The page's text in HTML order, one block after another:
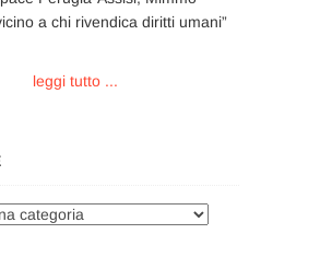
a chi rivendica diritti umani”
leggi tutto ...